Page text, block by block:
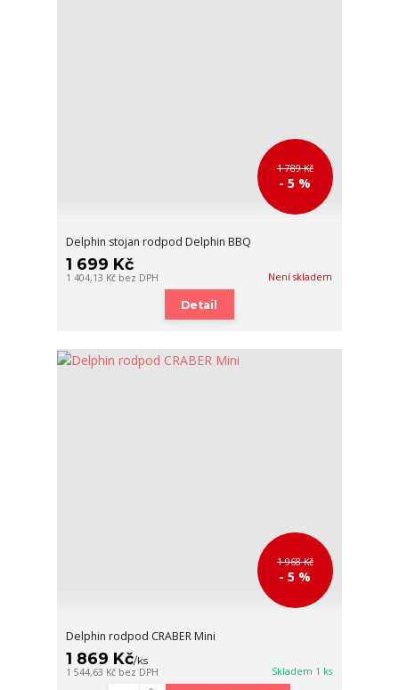
1 789 Kč
- 5 %
Delphin stojan rodpod Delphin BBQ
1 699 Kč
1 404,13 Kč bez DPH Není skladem
Detail
1 968 Kč
- 5 %
Delphin rodpod CRABER Mini
1 869 Kč/ks
1 544,63 Kč bez DPH Skladem 1 ks